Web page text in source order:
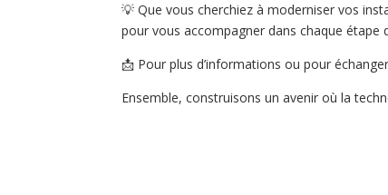
💡 Que vous cherchiez à moderniser vos
pour vous accompagner dans chaque étape
📩 Pour plus d’informations ou pour
Ensemble, construisons un avenir où la